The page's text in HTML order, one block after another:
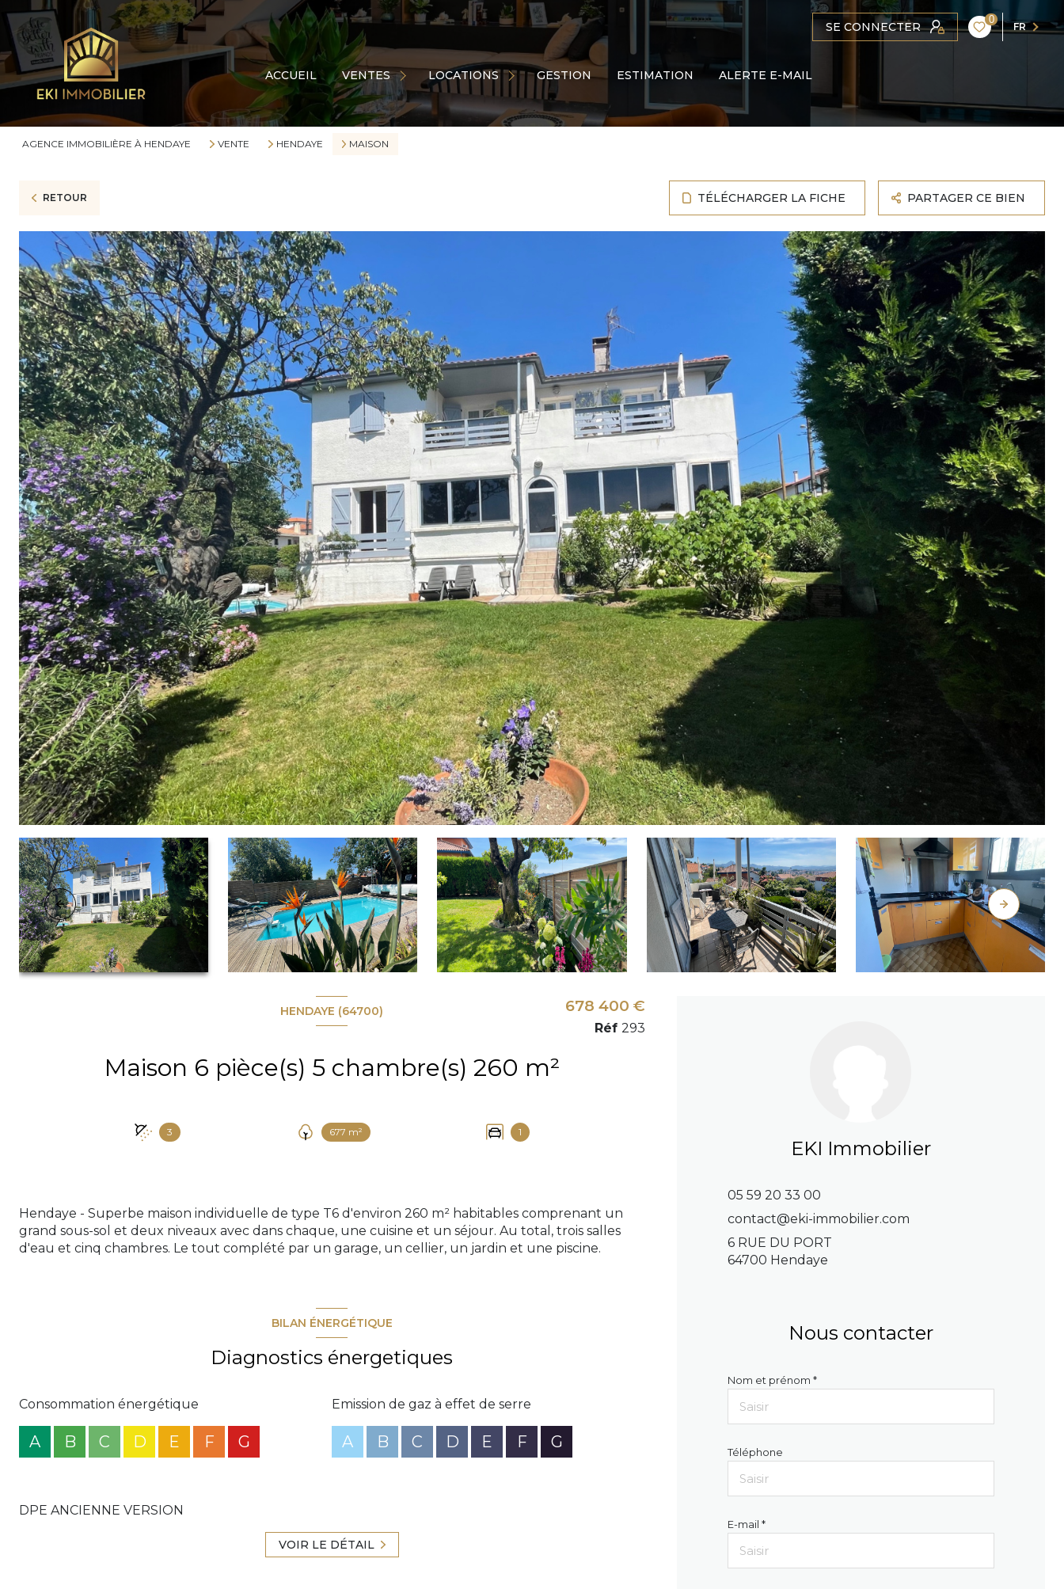
SE CONNECTER
0
FR
ACCUEIL VENTES
Coups de coeur
Maisons
Appartements
Terrains
Garages
LOCATIONS
Appartements
Maisons
Commerces
Garages
GESTION ESTIMATION ALERTE E-MAIL
AGENCE IMMOBILIÈRE À HENDAYE VENTE HENDAYE MAISON
RETOUR TÉLÉCHARGER LA FICHE PARTAGER CE BIEN
HENDAYE (64700)
Maison 6 pièce(s) 5 chambre(s) 260 m²
3 677 m² 1
678 400 €
Réf 293
Hendaye - Superbe maison individuelle de type T6 d'environ 260 m² habitables comprenant un
grand sous-sol et deux niveaux avec dans chaque, une cuisine et un séjour. Au total, trois salles
d'eau et cinq chambres. Le tout complété par un garage, un cellier, un jardin et une piscine.
BILAN ÉNERGÉTIQUE
Diagnostics énergetiques
Consommation énergétique
A B C D E F G
Emission de gaz à effet de serre
A B C D E F G
DPE ANCIENNE VERSION
VOIR LE DÉTAIL
EKI Immobilier
05 59 20 33 00
contact@eki-immobilier.com
6 RUE DU PORT
64700 Hendaye
Nous contacter
Nom et prénom *
Téléphone
E-mail *